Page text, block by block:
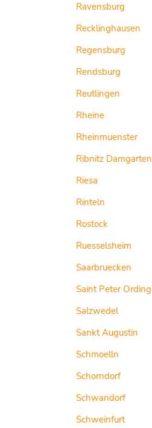
Ravensburg
Recklinghausen
Regensburg
Rendsburg
Reutlingen
Rheine
Rheinmuenster
Ribnitz Damgarten
Riesa
Rinteln
Rostock
Ruesselsheim
Saarbruecken
Saint Peter Ording
Salzwedel
Sankt Augustin
Schmoelln
Schorndorf
Schwandorf
Schweinfurt